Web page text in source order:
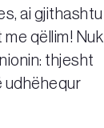
ai
qëllim!
thjesht
udhëhequr